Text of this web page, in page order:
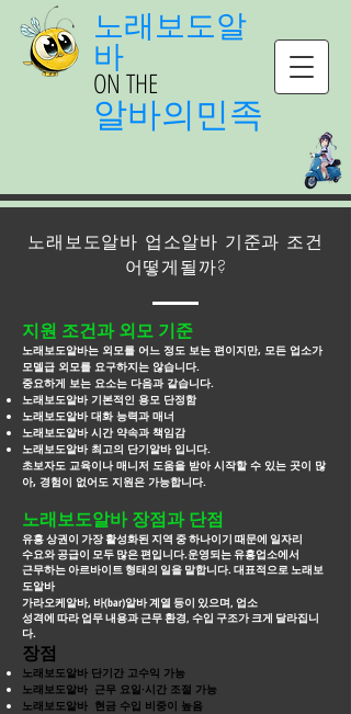
노래보도알
바
ON THE
알바의민족
노래보도알바 업소알바 기준과 조건
어떻게될까?
지원 조건과 외모 기준
노래보도알바는 외모를 어느 정도 보는 편이지만, 모든 업소가
모델급 외모를 요구하지는 않습니다.
중요하게 보는 요소는 다음과 같습니다.
노래보도알바 기본적인 용모 단정함
노래보도알바 대화 능력과 매너
노래보도알바 시간 약속과 책임감
노래보도알바 최고의 단기알바 입니다.
초보자도 교육이나 매니저 도움을 받아 시작할 수 있는 곳이 많
아, 경험이 없어도 지원은 가능합니다.
노래보도알바 장점과 단점
유흥 상권이 가장 활성화된 지역 중 하나이기 때문에 일자리
수요와 공급이 모두 많은 편입니다.운영되는 유흥업소에서
근무하는 아르바이트 형태의 일을 말합니다. 대표적으로노래보
도알바
가라오케알바, 바(bar)알바 계열 등이 있으며, 업소
성격에 따라 업무 내용과 근무 환경, 수입 구조가 크게 달라집니
다.
장점
노래보도알바 단기간 고수익 가능
노래보도알바 근무 요일·시간 조절 가능
노래보도알바 현금 수입 비중이 높음